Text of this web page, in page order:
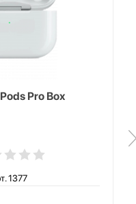
Pro Box
1377